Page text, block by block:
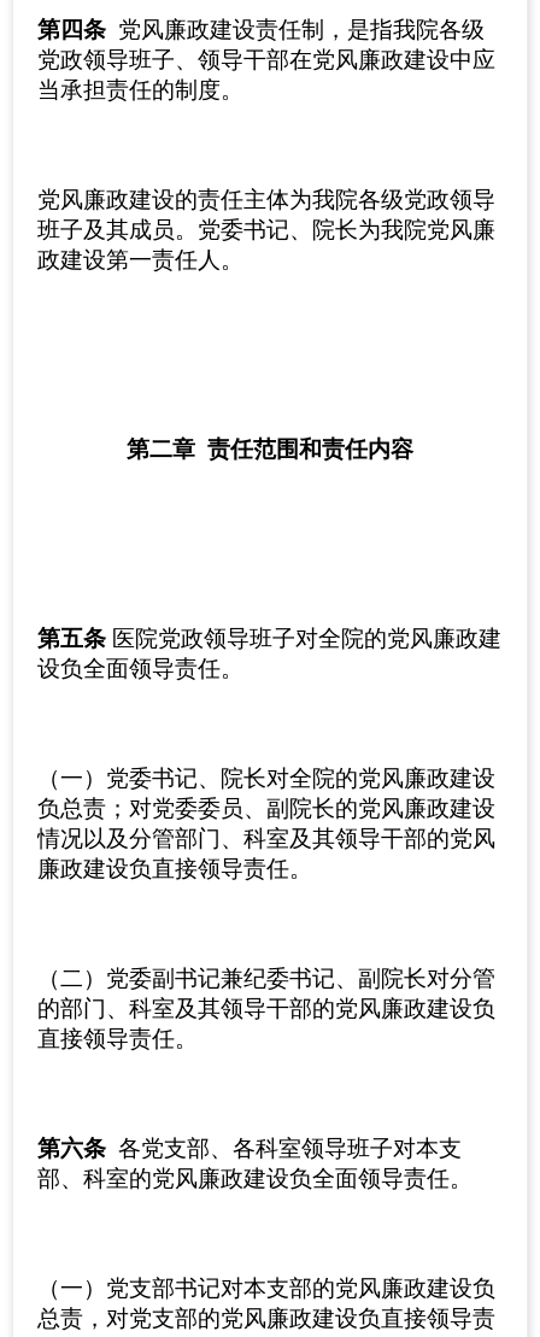
第四条 党风廉政建设责任制，是指我院各级
党政领导班子、领导干部在党风廉政建设中应
当承担责任的制度。
党风廉政建设的责任主体为我院各级党政领导
班子及其成员。党委书记、院长为我院党风廉
政建设第一责任人。
第二章 责任范围和责任内容
第五条 医院党政领导班子对全院的党风廉政建
设负全面领导责任。
（一）党委书记、院长对全院的党风廉政建设
负总责；对党委委员、副院长的党风廉政建设
情况以及分管部门、科室及其领导干部的党风
廉政建设负直接领导责任。
（二）党委副书记兼纪委书记、副院长对分管
的部门、科室及其领导干部的党风廉政建设负
直接领导责任。
第六条 各党支部、各科室领导班子对本支
部、科室的党风廉政建设负全面领导责任。
（一）党支部书记对本支部的党风廉政建设负
总责，对党支部的党风廉政建设负直接领导责